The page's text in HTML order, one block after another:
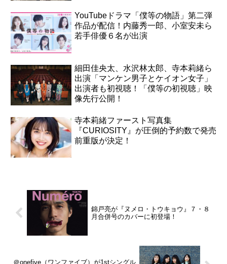
YouTubeドラマ「僕等の物語」第二弾
作品が配信！内藤秀一郎、小室安未ら
若手俳優６名が出演
細田佳央太、水沢林太郎、寺本莉緒ら
出演「マンケン男子とケイオン女子」
出演者も初視聴！「僕等の初視聴」映
像先行公開！
寺本莉緒ファースト写真集
『CURIOSITY』が圧倒的予約数で発売
前重版が決定！
錦戸亮が『ヌメロ・トウキョウ』７・８
月合併号のカバーに初登場！
＠onefive（ワンファイブ）が1stシングル